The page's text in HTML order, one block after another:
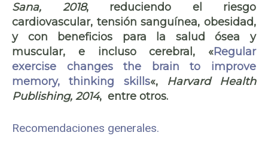
Sana, 2018, reduciendo el riesgo
cardiovascular, tensión sanguínea, obesidad,
y con beneficios para la salud ósea y
muscular, e incluso cerebral, «Regular
exercise changes the brain to improve
memory, thinking skills«,
Harvard Health
Publishing, 2014, entre otros.
Recomendaciones generales.